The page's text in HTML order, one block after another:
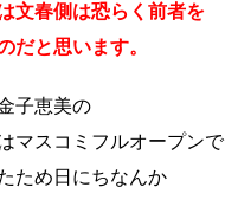
文春側は恐らく前者を
だと思います。
子恵美の
マスコミフルオープンで
ため日にちなんか